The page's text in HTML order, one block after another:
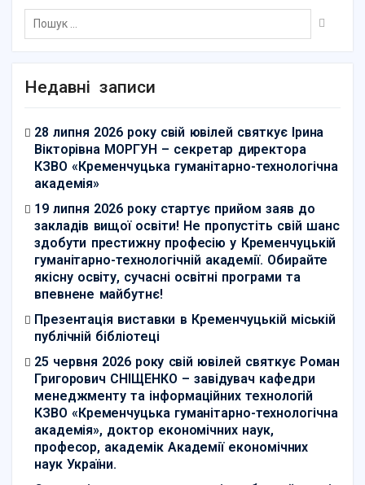
Недавні записи
28 липня 2026 року свій ювілей святкує Ірина
Вікторівна МОРГУН – секретар директора
КЗВО «Кременчуцька гуманітарно-технологічна
академія»
19 липня 2026 року стартує прийом заяв до
закладів вищої освіти! Не пропустіть свій шанс
здобути престижну професію у Кременчуцькій
гуманітарно-технологічній академії. Обирайте
якісну освіту, сучасні освітні програми та
впевнене майбутнє!
Презентація виставки в Кременчуцькій міській
публічній бібліотеці
25 червня 2026 року свій ювілей святкує Роман
Григорович СНІЩЕНКО – завідувач кафедри
менеджменту та інформаційних технологій
КЗВО «Кременчуцька гуманітарно-технологічна
академія», доктор економічних наук,
професор, академік Академії економічних
наук України.